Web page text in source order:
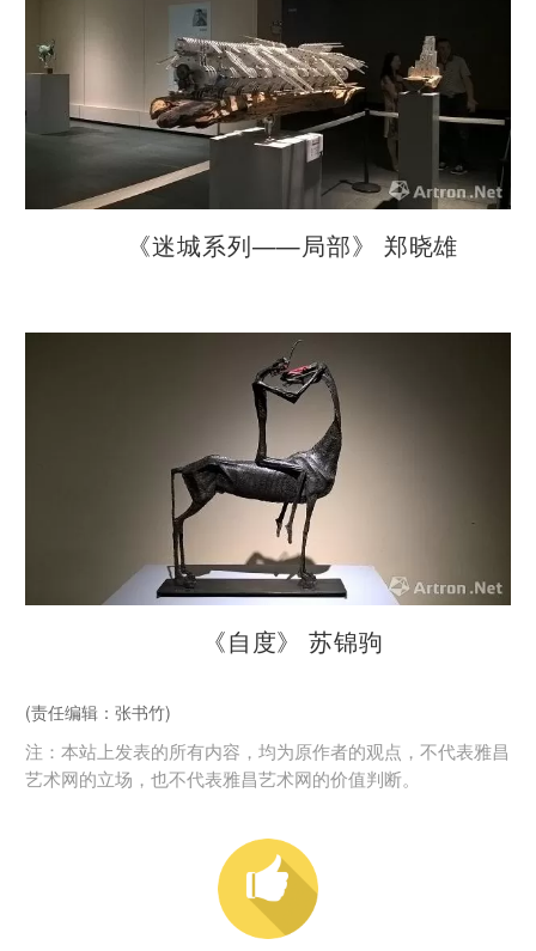
《迷城系列——局部》 郑晓雄
《自度》 苏锦驹
(责任编辑：张书竹)
注：本站上发表的所有内容，均为原作者的观点，不代表雅昌
艺术网的立场，也不代表雅昌艺术网的价值判断。